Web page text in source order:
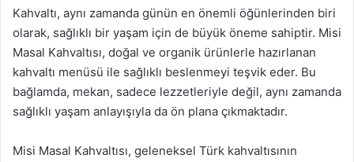
Kahvaltı, aynı zamanda günün en önemli öğünlerinden biri
olarak, sağlıklı bir yaşam için de büyük öneme sahiptir. Misi
Masal Kahvaltısı, doğal ve organik ürünlerle hazırlanan
kahvaltı menüsü ile sağlıklı beslenmeyi teşvik eder. Bu
bağlamda, mekan, sadece lezzetleriyle değil, aynı zamanda
sağlıklı yaşam anlayışıyla da ön plana çıkmaktadır.
Misi Masal Kahvaltısı, geleneksel Türk kahvaltısının